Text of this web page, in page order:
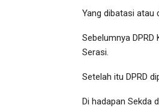
Yang dibatasi atau
Sebelumnya
Serasi.
Setelah itu DPRD
Di hadapan Sekda